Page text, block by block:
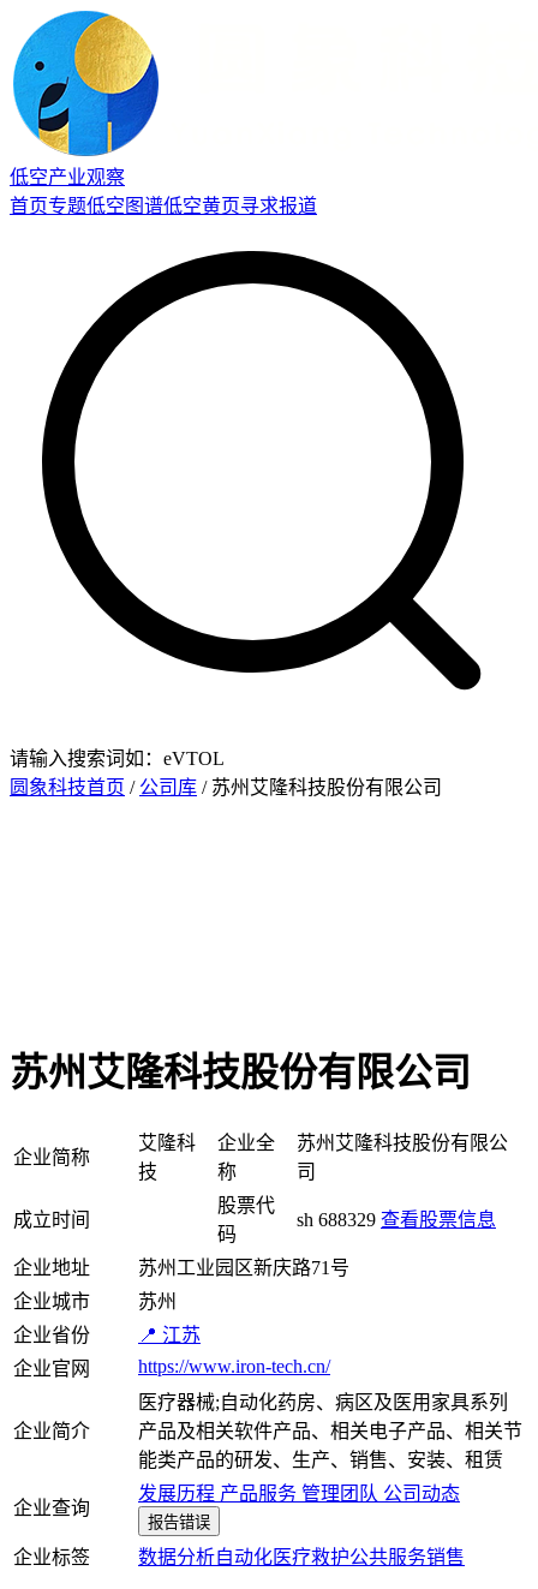
低空产业观察
首页专题低空图谱低空黄页寻求报道
请输入搜索词如：eVTOL
圆象科技首页 / 公司库 / 苏州艾隆科技股份有限公司
苏州艾隆科技股份有限公司
企业简称
艾隆科
技
企业全
称
苏州艾隆科技股份有限公
司
成立时间
股票代
码
sh 688329 查看股票信息
企业地址
苏州工业园区新庆路71号
企业城市
苏州
企业省份
📍 江苏
企业官网
https://www.iron-tech.cn/
企业简介
医疗器械;自动化药房、病区及医用家具系列
产品及相关软件产品、相关电子产品、相关节
能类产品的研发、生产、销售、安装、租赁
企业查询
发展历程 产品服务 管理团队 公司动态
报告错误
企业标签 数据分析自动化医疗救护公共服务销售